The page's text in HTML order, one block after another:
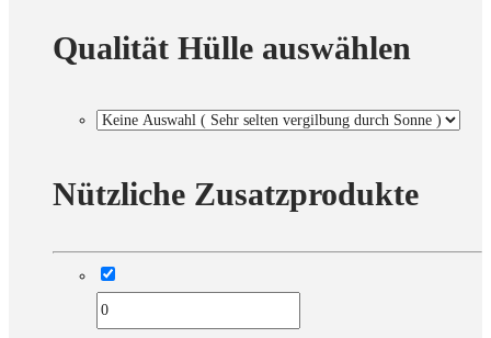
Qualität Hülle auswählen
Nützliche Zusatzprodukte